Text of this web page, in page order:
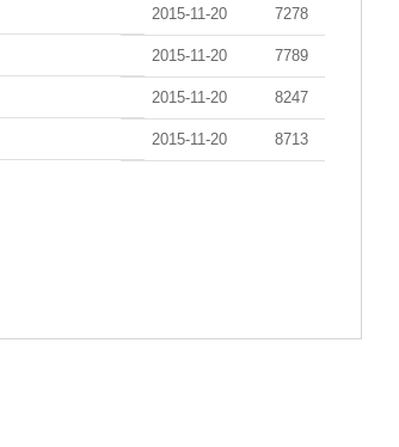
2015-11-20 7278
2015-11-20 7789
2015-11-20 8247
2015-11-20 8713